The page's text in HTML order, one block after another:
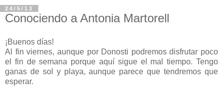
24/5/13
Conociendo a Antonia Martorell
¡Buenos días!
Al fin viernes, aunque por Donosti podremos disfrutar poco
el fin de semana porque aquí sigue el mal tiempo. Tengo
ganas de sol y playa, aunque parece que tendremos que
esperar.